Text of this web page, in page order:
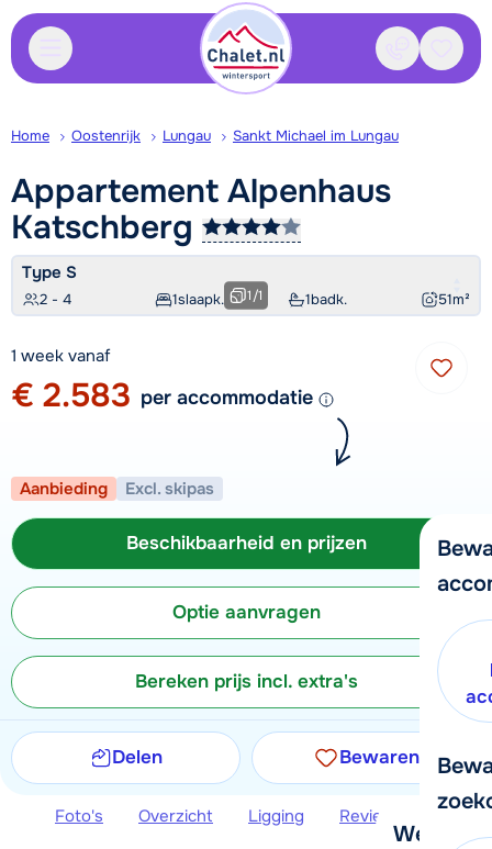
Contact
We
Home Oostenrijk Lungau Sankt Michael im Lungau
Appartement Alpenhaus
Katschberg
Type S
2 - 4 1slaapk. 1badk. 51m²
1/1
1 week vanaf
€ 2.583 per accommodatie
Aanbieding Excl. skipas
Beschikbaarheid en prijzen
Optie aanvragen
Bereken prijs incl. extra's
Delen Bewaren
Foto's Overzicht Ligging Reviews